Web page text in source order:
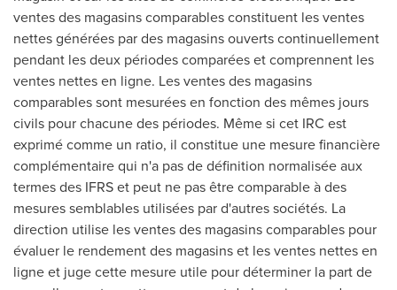
ventes des magasins comparables constituent les ventes
nettes générées par des magasins ouverts continuellement
pendant les deux périodes comparées et comprennent les
ventes nettes en ligne. Les ventes des magasins
comparables sont mesurées en fonction des mêmes jours
civils pour chacune des périodes. Même si cet IRC est
exprimé comme un ratio, il constitue une mesure financière
complémentaire qui n'a pas de définition normalisée aux
termes des IFRS et peut ne pas être comparable à des
mesures semblables utilisées par d'autres sociétés. La
direction utilise les ventes des magasins comparables pour
évaluer le rendement des magasins et les ventes nettes en
ligne et juge cette mesure utile pour déterminer la part de